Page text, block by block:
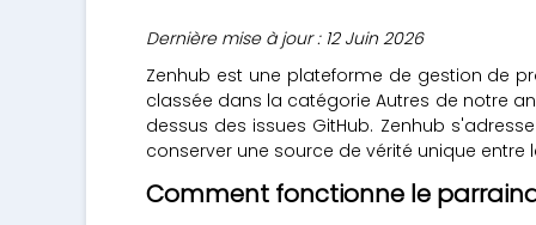
Dernière mise à jour : 12 Juin 2026
Zenhub est une plateforme de gestion de
classée dans la catégorie Autres de notre
dessus des issues GitHub. Zenhub
conserver une source de vérité unique
Comment fonctionne le